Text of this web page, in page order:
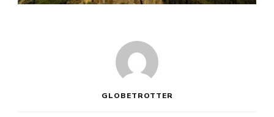
GLOBETROTTER